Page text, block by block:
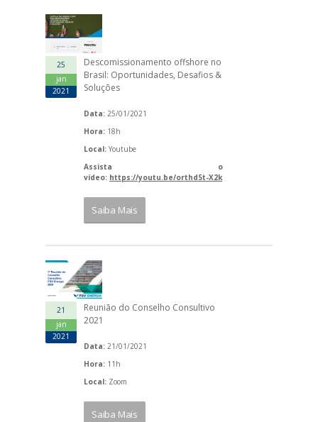
a
25
jan
2021
Descomissionamento offshore no
Brasil: Oportunidades, Desafios &
Soluções
Data: 25/01/2021
Hora: 18h
Local: Youtube
Assista o
vídeo: https://youtu.be/orthd5t-X2k
Saiba Mais
21
jan
2021
Reunião do Conselho Consultivo
2021
Data: 21/01/2021
Hora: 11h
Local: Zoom
Saiba Mais